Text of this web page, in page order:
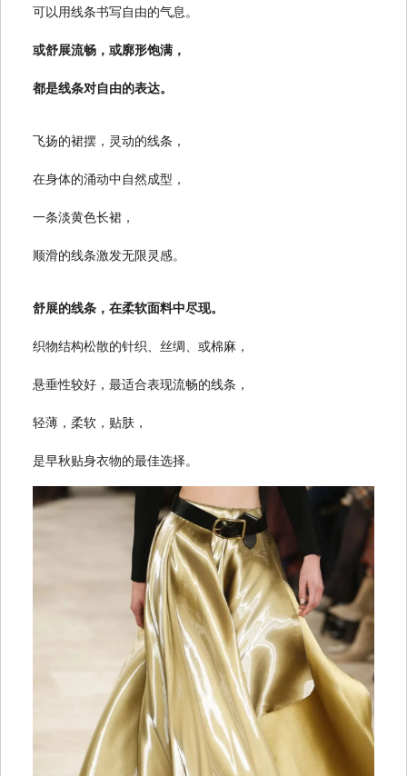
可以用线条书写自由的气息。
或舒展流畅，或廓形饱满，
都是线条对自由的表达。
飞扬的裙摆，灵动的线条，
在身体的涌动中自然成型，
一条淡黄色长裙，
顺滑的线条激发无限灵感。
舒展的线条，在柔软面料中尽现。
织物结构松散的针织、丝绸、或棉麻，
悬垂性较好，最适合表现流畅的线条，
轻薄，柔软，贴肤，
是早秋贴身衣物的最佳选择。